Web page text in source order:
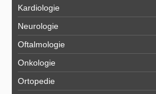
Kardiologie
Neurologie
Oftalmologie
Onkologie
Ortopedie